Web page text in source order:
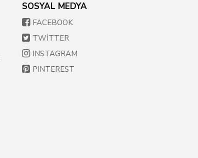
SOSYAL MEDYA
FACEBOOK
TWİTTER
INSTAGRAM
PINTEREST